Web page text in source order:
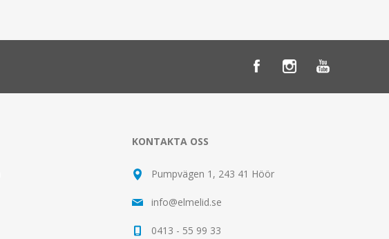
KONTAKTA OSS
Pumpvägen 1, 243 41 Höör
info@elmelid.se
0413 - 55 99 33